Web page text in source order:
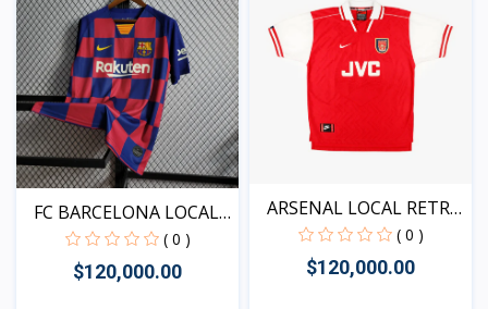
FC BARCELONA LOCAL
RETR...
( 0 )
$120,000.00
ARSENAL LOCAL RETRO
199...
( 0 )
$120,000.00